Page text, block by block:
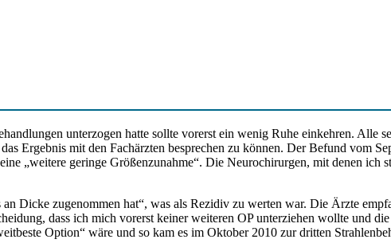
unterzogen hatte sollte vorerst ein wenig Ruhe einkehren. Alle
Ergebnis mit den Fachärzten besprechen zu können. Der Befund vom
„weitere geringe Größenzunahme“. Die Neurochirurgen, mit denen ich
Dicke zugenommen hat“, was als Rezidiv zu werten war. Die Ärzte
dass ich mich vorerst keiner weiteren OP unterziehen wollte und
Option“ wäre und so kam es im Oktober 2010 zur dritten